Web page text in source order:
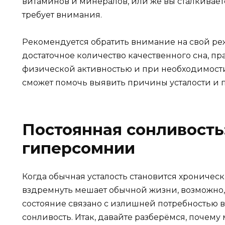
требует внимания.
Рекомендуется обратить внимание на свой
достаточное количество качественного сна,
физической активностью и при
сможет помочь выявить причины усталости
Постоянная
гиперсомнии
Когда обычная усталость становится
вздремнуть мешает обычной жизни,
состояние связано с излишней потребностью
сонливость. Итак, давайте разберёмся,